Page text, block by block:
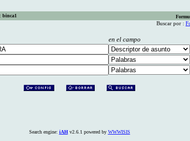
binca1
Buscar por :
en el campo
Search engine: iAHv2.6.1 powered by WWWISIS